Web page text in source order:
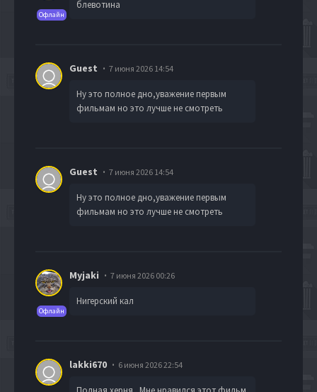
Офлайн
блевотина
Guest 7 июня 2026 14:54
Ну это полное дно,уважение первым
фильмам но это лучше не смотреть
Guest 7 июня 2026 14:54
Ну это полное дно,уважение первым
фильмам но это лучше не смотреть
Офлайн
Myjaki 7 июня 2026 00:26
Нигерский кал
lakki670 6 июня 2026 22:54